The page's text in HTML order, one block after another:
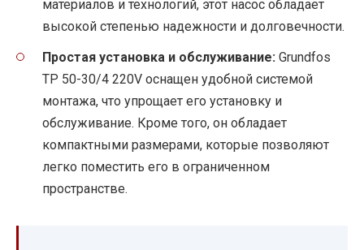
материалов и технологий, этот насос обладает
высокой степенью надежности и долговечности.
Простая установка и обслуживание: Grundfos
TP 50-30/4 220V оснащен удобной системой
монтажа, что упрощает его установку и
обслуживание. Кроме того, он обладает
компактными размерами, которые позволяют
легко поместить его в ограниченном
пространстве.